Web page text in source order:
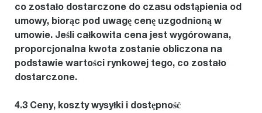
co zostało dostarczone do czasu odstąpienia od
umowy, biorąc pod uwagę cenę uzgodnioną w
umowie. Jeśli całkowita cena jest wygórowana,
proporcjonalna kwota zostanie obliczona na
podstawie wartości rynkowej tego, co zostało
dostarczone.
4.3 Ceny, koszty wysyłki i dostępność